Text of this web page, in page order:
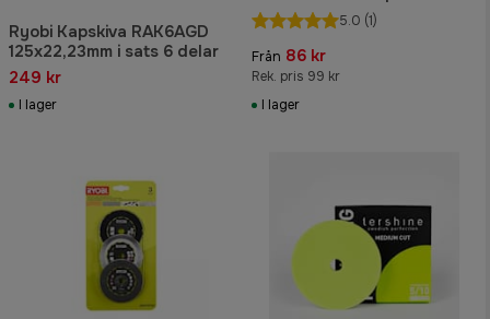
Ryobi Kapskiva RAK6AGD
125x22,23mm i sats 6 delar
249 kr
I lager
150 mm 10 -pack
5.0 (1)
Från 86 kr
Rek. pris 99 kr
I lager